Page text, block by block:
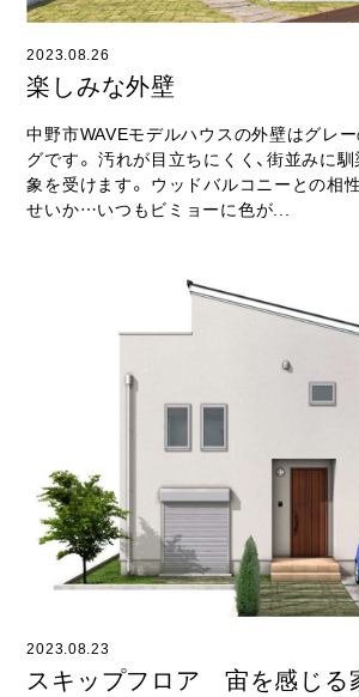
2023.08.26
楽しみな外壁
中野市WAVEモデルハウスの外壁はグレ
グです。 汚れが目立ちにくく、街並みに
象を受けます。 ウッドバルコニーとの相
せいか…いつもビミョーに色が...
2023.08.23
スキップフロア 宙を感じる